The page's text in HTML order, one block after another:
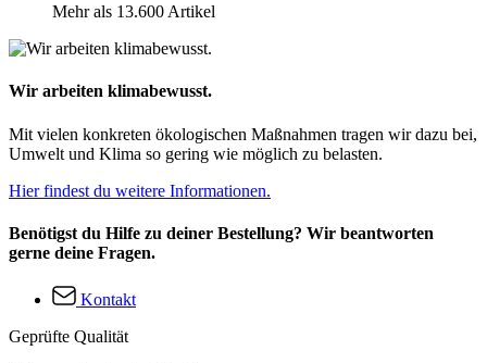
Mehr als 13.600 Artikel
Wir arbeiten klimabewusst.
Mit vielen konkreten ökologischen Maßnahmen tragen wir dazu bei,
Umwelt und Klima so gering wie möglich zu belasten.
Hier findest du weitere Informationen.
Benötigst du Hilfe zu deiner Bestellung? Wir beantworten
gerne deine Fragen.
Kontakt
Geprüfte Qualität